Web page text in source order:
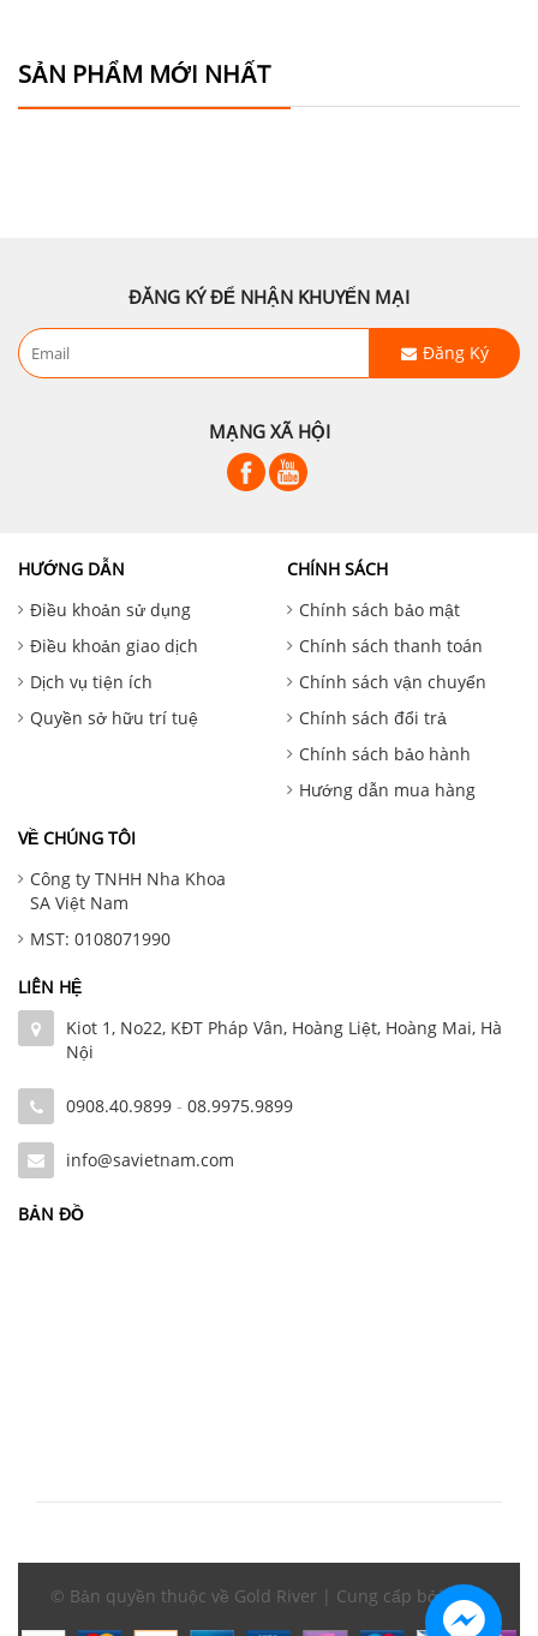
SẢN PHẨM MỚI NHẤT
ĐĂNG KÝ ĐỂ NHẬN KHUYẾN MẠI
Đăng Ký
MẠNG XÃ HỘI
HƯỚNG DẪN
Điều khoản sử dụng
Điều khoản giao dịch
Dịch vụ tiện ích
Quyền sở hữu trí tuệ
CHÍNH SÁCH
Chính sách bảo mật
Chính sách thanh toán
Chính sách vận chuyển
Chính sách đổi trả
Chính sách bảo hành
Hướng dẫn mua hàng
VỀ CHÚNG TÔI
Công ty TNHH Nha Khoa
SA Việt Nam
MST: 0108071990
LIÊN HỆ
Kiot 1, No22, KĐT Pháp Vân, Hoàng Liệt, Hoàng Mai, Hà
Nội
0908.40.9899 - 08.9975.9899
info@savietnam.com
BẢN ĐỒ
© Bản quyền thuộc về Gold River | Cung cấp bởiSapo